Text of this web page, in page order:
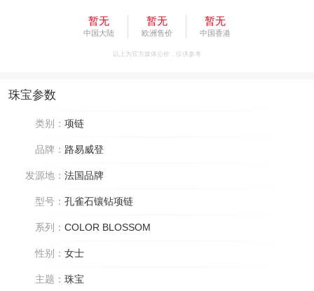
暂无
中国大陆
暂无
欧洲售价
暂无
中国香港
以上为官方媒体公价，仅供参考
珠宝参数
类别： 项链
品牌： 路易威登
发源地： 法国品牌
型号： 孔雀石镶钻项链
系列： COLOR BLOSSOM
性别： 女士
主题： 珠宝